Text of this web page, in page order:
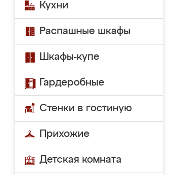
Кухни
Распашные шкафы
Шкафы-купе
Гардеробные
Стенки в гостиную
Прихожие
Детская комната